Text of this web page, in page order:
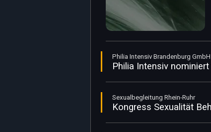
Philia Intensiv Brandenburg GmbH
Philia Intensiv
Sexualbegleitung Rhein-Ruhr
Kongress Sexualität